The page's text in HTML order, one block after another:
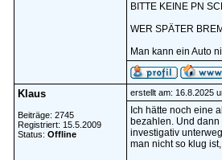
BITTE KEINE PN
WER SPÄTER
Man kann ein Auto
Klaus
Beiträge: 2745
Registriert: 15.5.2009
Status: Offline
erstellt am: 16.8.2025
Ich hätte noch eine
bezahlen. Und
investigativ
man nicht so klug